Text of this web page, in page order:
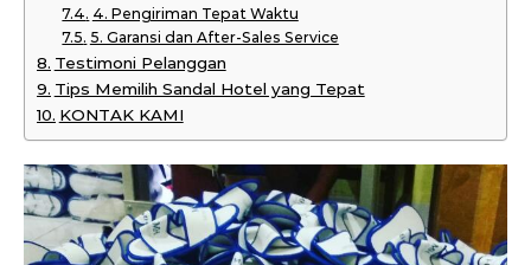
4. Pengiriman Tepat Waktu
5. Garansi dan After-Sales Service
Testimoni Pelanggan
Tips Memilih Sandal Hotel yang Tepat
KONTAK KAMI